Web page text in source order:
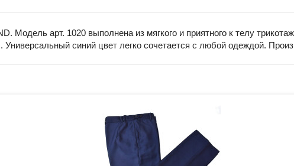
Модель арт. 1020 выполнена из мягкого и приятного к телу
синий цвет легко сочетается с любой одеждой.